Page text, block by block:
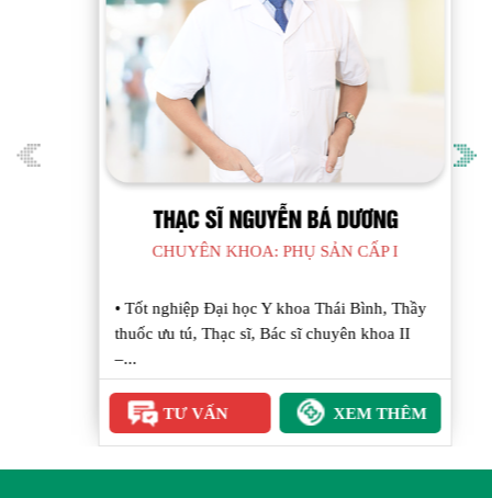
THẠC SĨ NGUYỄN BÁ DƯƠNG
CHUYÊN KHOA: PHỤ SẢN CẤP I
• Tốt nghiệp Đại học Y khoa Thái Bình, Thầy
thuốc ưu tú, Thạc sĩ, Bác sĩ chuyên khoa II
TƯ VẤN XEM THÊM